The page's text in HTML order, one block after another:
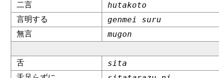
二言 hutakoto
言明する genmei suru
無言 mugon
舌 sita